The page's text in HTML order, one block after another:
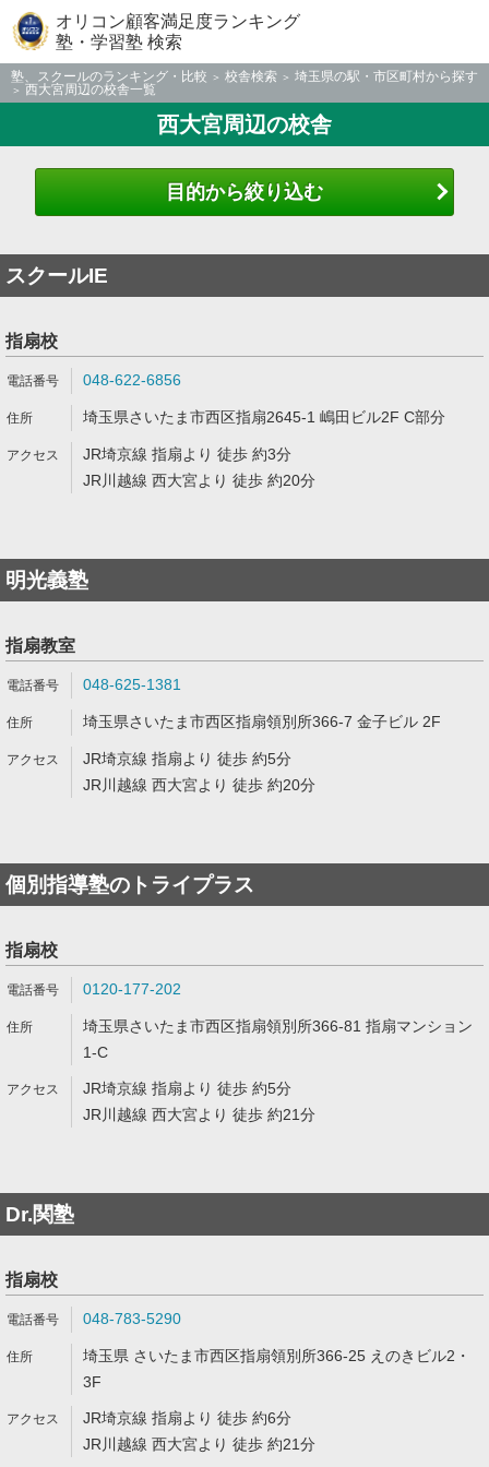
オリコン顧客満足度ランキング
塾・学習塾 検索
塾、スクールのランキング・比較 校舎検索
埼玉県の駅・市区町村から探す
西大宮周辺の校舎一覧
西大宮周辺の校舎
目的から絞り込む
スクールIE
指扇校
048-622-6856
埼玉県さいたま市西区指扇2645-1 嶋田ビル2F C部分
JR埼京線 指扇より 徒歩 約3分
JR川越線 西大宮より 徒歩 約20分
明光義塾
指扇教室
048-625-1381
埼玉県さいたま市西区指扇領別所366-7 金子ビル 2F
JR埼京線 指扇より 徒歩 約5分
JR川越線 西大宮より 徒歩 約20分
個別指導塾のトライプラス
指扇校
0120-177-202
埼玉県さいたま市西区指扇領別所366-81 指扇マンション
1-C
JR埼京線 指扇より 徒歩 約5分
JR川越線 西大宮より 徒歩 約21分
Dr.関塾
指扇校
048-783-5290
埼玉県 さいたま市西区指扇領別所366-25 えのきビル2・
3F
JR埼京線 指扇より 徒歩 約6分
JR川越線 西大宮より 徒歩 約21分